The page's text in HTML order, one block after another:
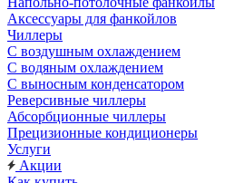
Аксессуары для фанкойлов
Чиллеры
С воздушным охлаждением
С водяным охлаждением
С выносным конденсатором
Реверсивные чиллеры
Абсорбционные чиллеры
Прецизионные кондиционеры
Услуги
Акции